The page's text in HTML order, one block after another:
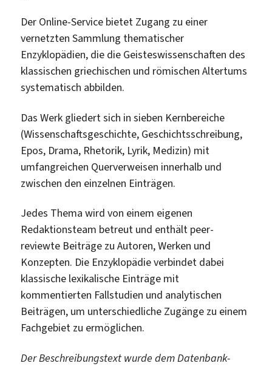
Der Online-Service bietet Zugang zu einer
vernetzten Sammlung thematischer
Enzyklopädien, die die Geisteswissenschaften des
klassischen griechischen und römischen Altertums
systematisch abbilden.
Das Werk gliedert sich in sieben Kernbereiche
(Wissenschaftsgeschichte, Geschichtsschreibung,
Epos, Drama, Rhetorik, Lyrik, Medizin) mit
umfangreichen Querverweisen innerhalb und
zwischen den einzelnen Einträgen.
Jedes Thema wird von einem eigenen
Redaktionsteam betreut und enthält peer-
reviewte Beiträge zu Autoren, Werken und
Konzepten. Die Enzyklopädie verbindet dabei
klassische lexikalische Einträge mit
kommentierten Fallstudien und analytischen
Beiträgen, um unterschiedliche Zugänge zu einem
Fachgebiet zu ermöglichen.
Der Beschreibungstext wurde dem Datenbank-